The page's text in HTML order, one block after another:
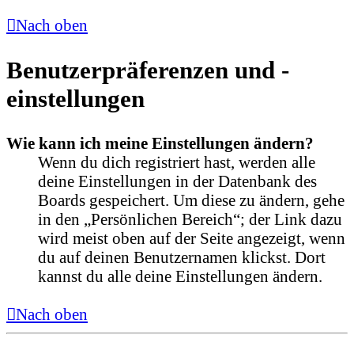
Nach oben
Benutzerpräferenzen und -
einstellungen
Wie kann ich meine Einstellungen ändern?
Wenn du dich registriert hast, werden alle
deine Einstellungen in der Datenbank des
Boards gespeichert. Um diese zu ändern, gehe
in den „Persönlichen Bereich“; der Link dazu
wird meist oben auf der Seite angezeigt, wenn
du auf deinen Benutzernamen klickst. Dort
kannst du alle deine Einstellungen ändern.
Nach oben